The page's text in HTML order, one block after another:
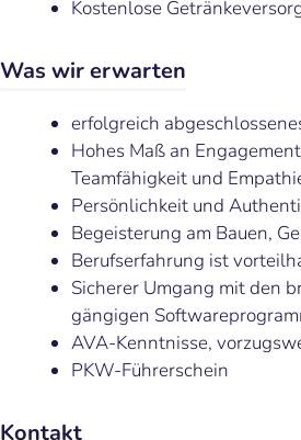
Kostenlose
Was wir erwarten
erfolgreich
Hohes Maß an
Teamfähigkeit und
Persönlichkeit und
Begeisterung am Bauen,
Berufserfahrung ist
Sicherer Umgang mit den
gängigen
AVA-Kenntnisse,
PKW-Führerschein
Kontakt